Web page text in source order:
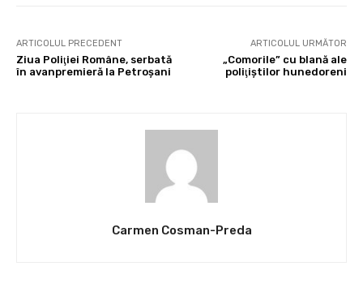
ARTICOLUL PRECEDENT
Ziua Poliţiei Române, serbată
în avanpremieră la Petroşani
ARTICOLUL URMĂTOR
„Comorile” cu blană ale
poliţiştilor hunedoreni
Carmen Cosman-Preda